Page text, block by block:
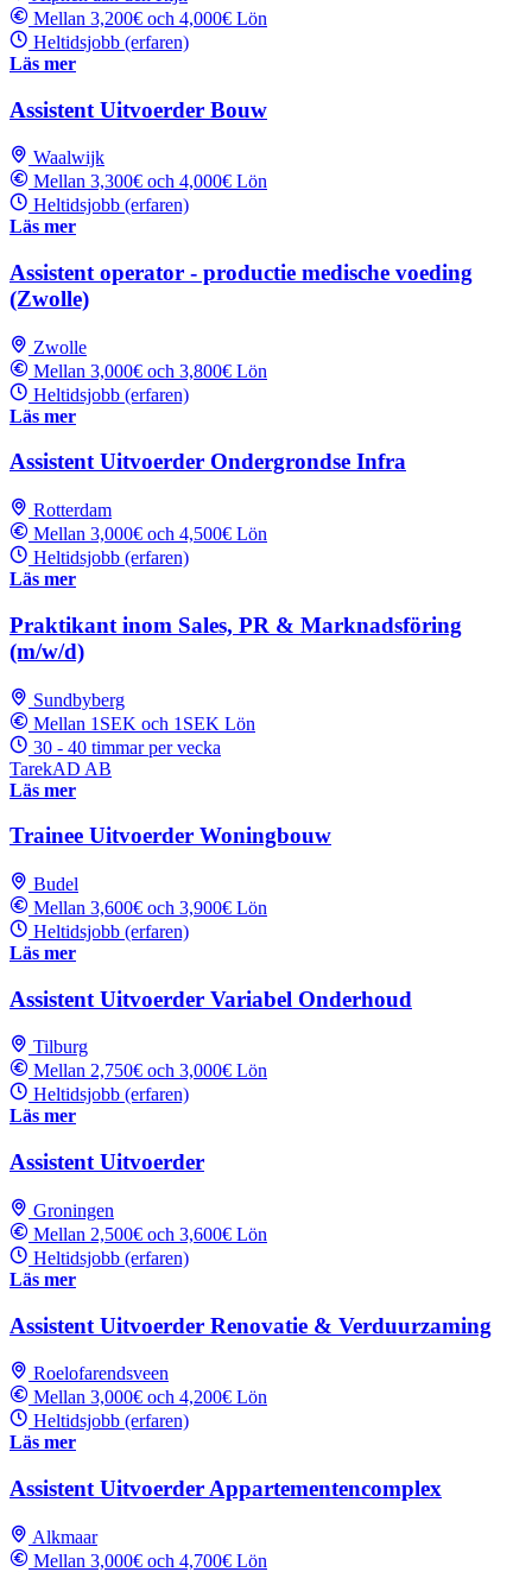
Mellan 3,200€ och 4,000€ Lön
Heltidsjobb (erfaren)
Läs mer
Assistent Uitvoerder Bouw
Waalwijk
Mellan 3,300€ och 4,000€ Lön
Heltidsjobb (erfaren)
Läs mer
Assistent operator - productie medische voeding
(Zwolle)
Zwolle
Mellan 3,000€ och 3,800€ Lön
Heltidsjobb (erfaren)
Läs mer
Assistent Uitvoerder Ondergrondse Infra
Rotterdam
Mellan 3,000€ och 4,500€ Lön
Heltidsjobb (erfaren)
Läs mer
Praktikant inom Sales, PR & Marknadsföring
(m/w/d)
Sundbyberg
Mellan 1SEK och 1SEK Lön
30 - 40 timmar per vecka
TarekAD AB
Läs mer
Trainee Uitvoerder Woningbouw
Budel
Mellan 3,600€ och 3,900€ Lön
Heltidsjobb (erfaren)
Läs mer
Assistent Uitvoerder Variabel Onderhoud
Tilburg
Mellan 2,750€ och 3,000€ Lön
Heltidsjobb (erfaren)
Läs mer
Assistent Uitvoerder
Groningen
Mellan 2,500€ och 3,600€ Lön
Heltidsjobb (erfaren)
Läs mer
Assistent Uitvoerder Renovatie & Verduurzaming
Roelofarendsveen
Mellan 3,000€ och 4,200€ Lön
Heltidsjobb (erfaren)
Läs mer
Assistent Uitvoerder Appartementencomplex
Alkmaar
Mellan 3,000€ och 4,700€ Lön